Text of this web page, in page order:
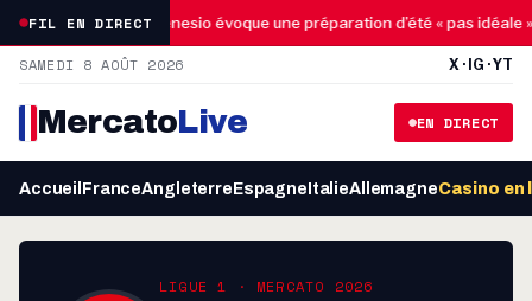
FIL EN DIRECT
03:15 OM : Genesio évoque une préparation d’été « pas idéale »
SAMEDI 8 AOÛT 2026 X · IG · YT
MercatoLive EN DIRECT
Accueil FranceAngleterreEspagneItalieAllemagneCasino en
LIGUE 1 · MERCATO 2026